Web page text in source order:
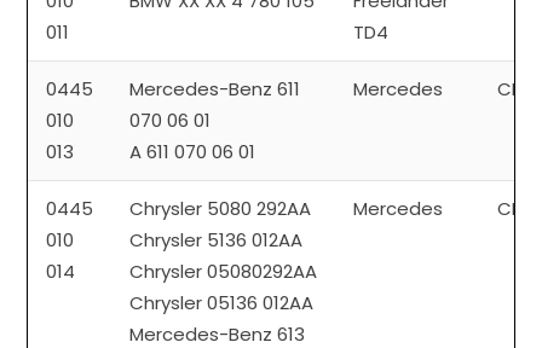
011
TD4
0445
010
013
Mercedes-Benz 611
070 06 01
A 611 070 06 01
Mercedes CP1
0445
010
014
Chrysler 5080 292AA
Chrysler 5136 012AA
Chrysler 05080292AA
Chrysler 05136 012AA
Mercedes-Benz 613
Mercedes CP1